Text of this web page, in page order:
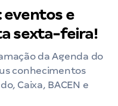
eventos e
sexta-feira!
da Agenda do
conhecimentos
Caixa, BACEN e